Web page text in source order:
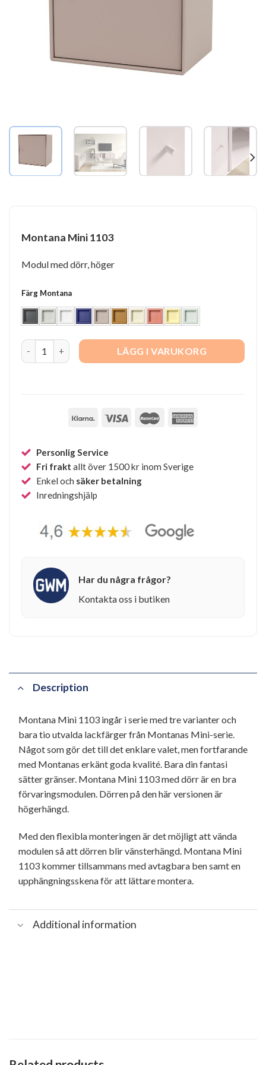
Montana Mini 1103
Modul med dörr, höger
Färg Montana
Montana Mini 1103 quantityLÄGG I VARUKORG
Personlig Service
Fri frakt allt över 1500 kr inom Sverige
Enkel och säker betalning
Inredningshjälp
Har du några frågor?
Kontakta oss i butiken
Description
Montana Mini 1103 ingår i serie med tre varianter och
bara tio utvalda lackfärger från Montanas Mini-serie.
Något som gör det till det enklare valet, men fortfarande
med Montanas erkänt goda kvalité. Bara din fantasi
sätter gränser. Montana Mini 1103 med dörr är en bra
förvaringsmodulen. Dörren på den här versionen är
högerhängd.
Med den flexibla monteringen är det möjligt att vända
modulen så att dörren blir vänsterhängd. Montana Mini
1103 kommer tillsammans med avtagbara ben samt en
upphängningsskena för att lättare montera.
Additional information